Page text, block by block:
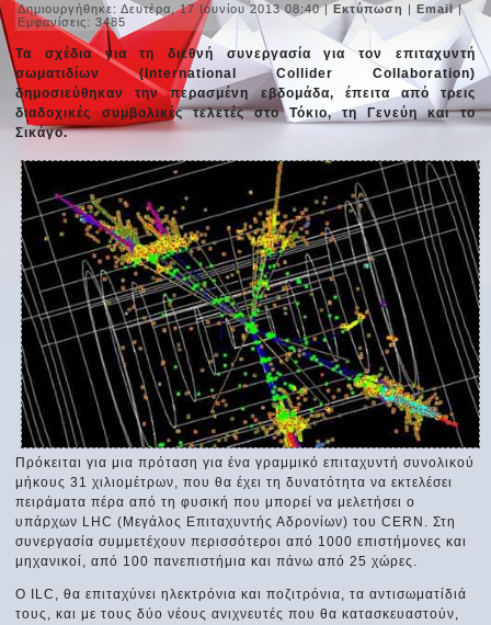
Δημιουργήθηκε: Δευτέρα, 17 Ιουνίου 2013 08:40|Εκτύπωση |Email|
Εμφανίσεις: 3485
Τα σχέδια για τη διεθνή συνεργασία για τον επιταχυντή
σωματιδίων (International Collider Collaboration)
δημοσιεύθηκαν την περασμένη εβδομάδα, έπειτα από τρεις
διαδοχικές συμβολικές τελετές στο Τόκιο, τη Γενεύη και το
Σικάγο.
Πρόκειται για μια πρόταση για ένα γραμμικό επιταχυντή συνολικού
μήκους 31 χιλιομέτρων, που θα έχει τη δυνατότητα να εκτελέσει
πειράματα πέρα από τη φυσική που μπορεί να μελετήσει ο
υπάρχων LHC (Μεγάλος Επιταχυντής Αδρονίων) του CERN. Στη
συνεργασία συμμετέχουν περισσότεροι από 1000 επιστήμονες και
μηχανικοί, από 100 πανεπιστήμια και πάνω από 25 χώρες.
O ILC, θα επιταχύνει ηλεκτρόνια και ποζιτρόνια, τα αντισωματίδιά
τους, και με τους δύο νέους ανιχνευτές που θα κατασκευαστούν,